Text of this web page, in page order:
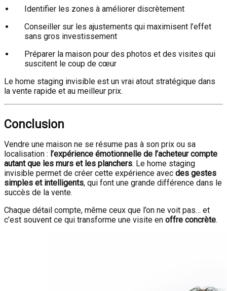
Identifier les zones à améliorer discrètement
Conseiller sur les ajustements qui maximisent l’effet
sans gros investissement
Préparer la maison pour des photos et des visites qui
suscitent le coup de cœur
Le home staging invisible est un vrai atout stratégique dans
la vente rapide et au meilleur prix.
Conclusion
Vendre une maison ne se résume pas à son prix ou sa
localisation : l’expérience émotionnelle de l’acheteur compte
autant que les murs et les planchers. Le home staging
invisible permet de créer cette expérience avec des gestes
simples et intelligents, qui font une grande différence dans le
succès de la vente.
Chaque détail compte, même ceux que l’on ne voit pas… et
c’est souvent ce qui transforme une visite en offre concrète.